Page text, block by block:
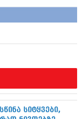
სიტყვები,